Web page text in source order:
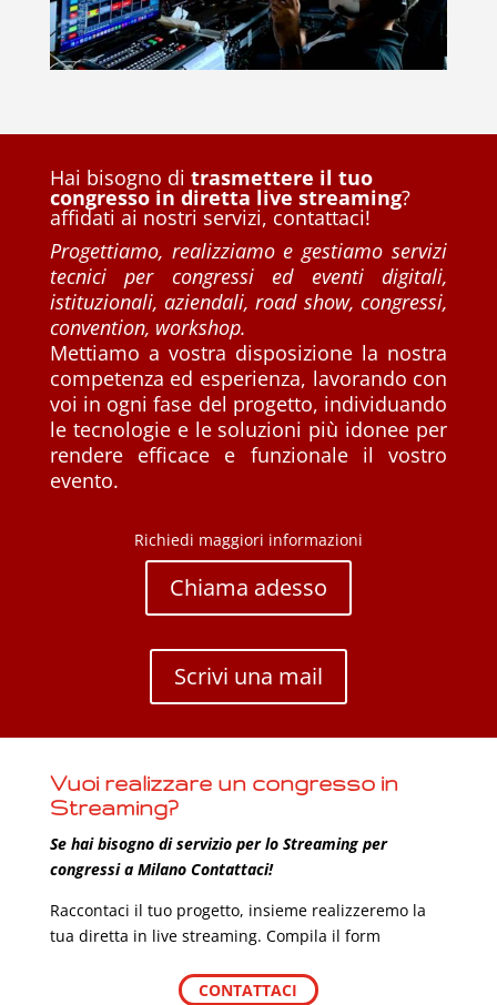
Hai bisogno di trasmettere il tuo
congresso in diretta live streaming?
affidati ai nostri servizi, contattaci!
Progettiamo, realizziamo e gestiamo servizi
tecnici per congressi ed eventi digitali,
istituzionali, aziendali, road show, congressi,
convention, workshop.
Mettiamo a vostra disposizione la nostra
competenza ed esperienza, lavorando con
voi in ogni fase del progetto, individuando
le tecnologie e le soluzioni più idonee per
rendere efficace e funzionale il vostro
evento.
Richiedi maggiori informazioni
Chiama adesso
Scrivi una mail
Vuoi realizzare un congresso in
Streaming?
Se hai bisogno di servizio per lo Streaming per
congressi a Milano Contattaci!
Raccontaci il tuo progetto, insieme realizzeremo la
tua diretta in live streaming. Compila il form
CONTATTACI